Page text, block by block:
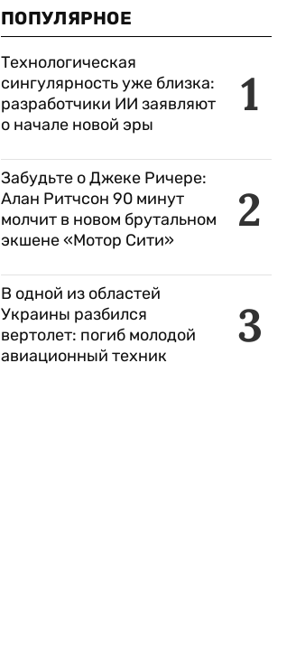
ПОПУЛЯРНОЕ
1
Технологическая
сингулярность уже близка:
разработчики ИИ заявляют
о начале новой эры
2
Забудьте о Джеке Ричере:
Алан Ритчсон 90 минут
молчит в новом брутальном
экшене «Мотор Сити»
3
В одной из областей
Украины разбился
вертолет: погиб молодой
авиационный техник